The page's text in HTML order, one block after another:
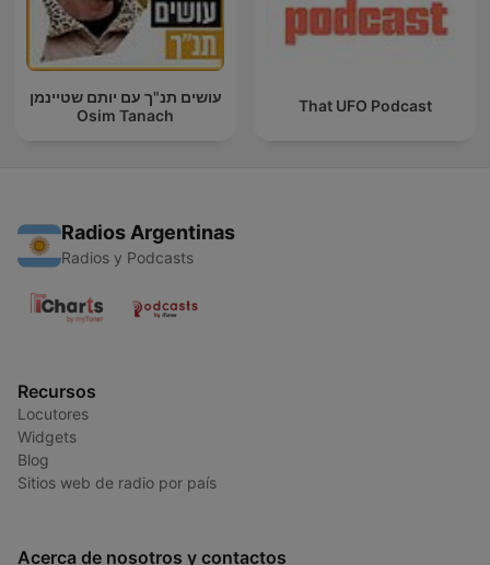
עושים תנ"ך עם יותם שטיינמן
Osim Tanach
That UFO Podcast
Radios Argentinas
Radios y Podcasts
Recursos
Locutores
Widgets
Blog
Sitios web de radio por país
Acerca de nosotros y contactos